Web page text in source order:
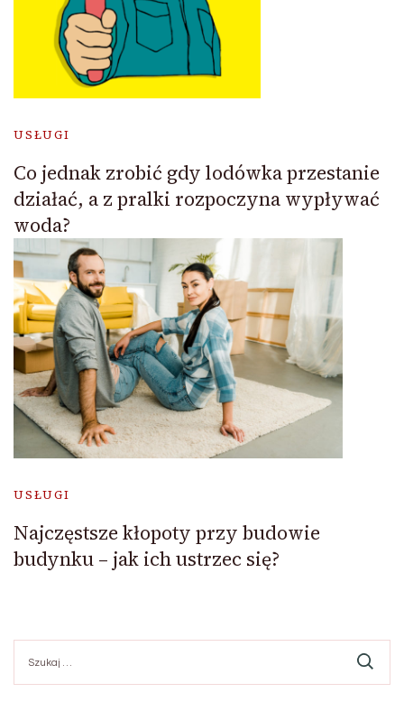
USŁUGI
Co jednak zrobić gdy lodówka przestanie
działać, a z pralki rozpoczyna wypływać
woda?
USŁUGI
Najczęstsze kłopoty przy budowie
budynku – jak ich ustrzec się?